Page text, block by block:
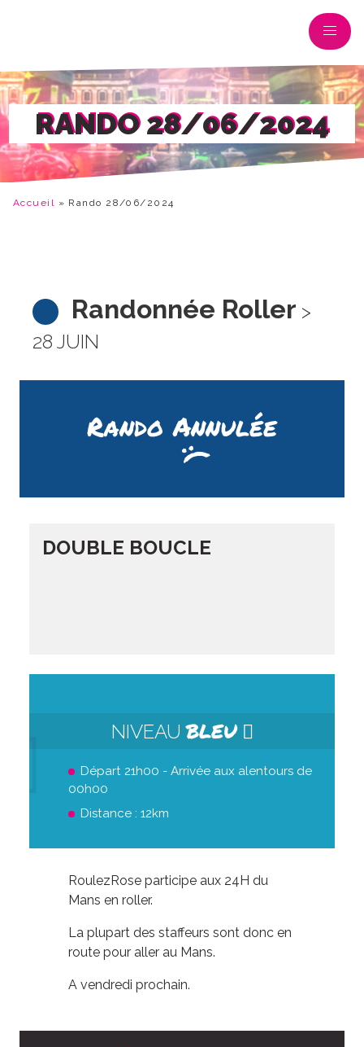
RANDO 28/06/2024
Accueil » Rando 28/06/2024
Randonnée Roller >
28 JUIN
Rando Annulée
DOUBLE BOUCLE
NIVEAUBLEU
Départ 21h00 - Arrivée aux alentours de
00h00
Distance : 12km
RoulezRose participe aux 24H du
Mans en roller.
La plupart des staffeurs sont donc en
route pour aller au Mans.
A vendredi prochain.